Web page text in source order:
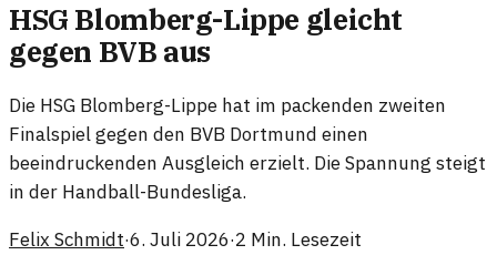
HSG Blomberg-Lippe gleicht
gegen BVB aus
Die HSG Blomberg-Lippe hat im packenden zweiten
Finalspiel gegen den BVB Dortmund einen
beeindruckenden Ausgleich erzielt. Die Spannung steigt
in der Handball-Bundesliga.
Felix Schmidt·6. Juli 2026·2 Min. Lesezeit